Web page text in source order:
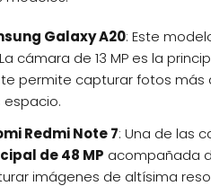
Galaxy A20: Este
cámara de 13 MP es la
permite capturar fotos más
espacio.
Redmi Note 7: Una de las
de 48 MP acompañada
imágenes de altísima